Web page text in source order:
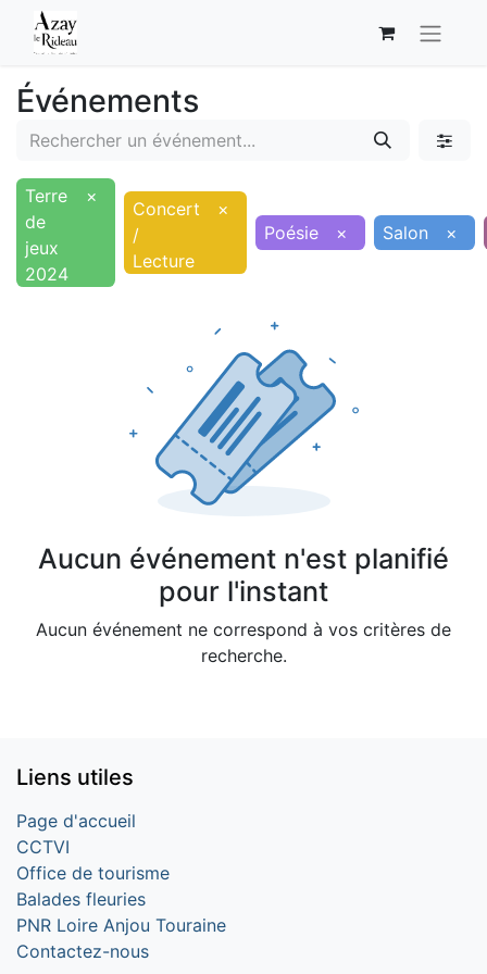
Événements
Terre
de
jeux
2024
×
Concert
/
Lecture
×
Poésie
× Salon ×
Aucun événement n'est planifié
pour l'instant
Aucun événement ne correspond à vos critères de
recherche.
Liens utiles
Page d'accueil
CCTVI
Office de tourisme
Balades fleuries
PNR Loire Anjou Touraine
Contactez-nous